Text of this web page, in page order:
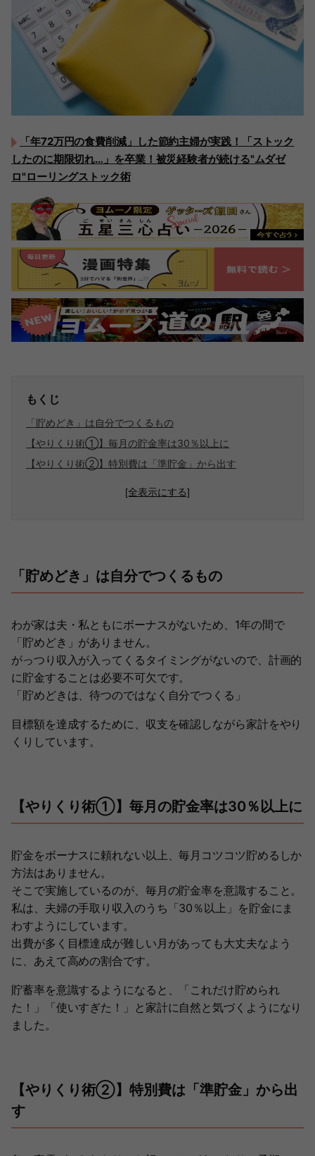
「年72万円の食費削減」した節約主婦が実践！「ストック
したのに期限切れ…」を卒業！被災経験者が続ける"ムダゼ
ロ"ローリングストック術
もくじ
「貯めどき」は自分でつくるもの
【やりくり術①】毎月の貯金率は30％以上に
【やりくり術②】特別費は「準貯金」から出す
[全表示にする]
「貯めどき」は自分でつくるもの
わが家は夫・私ともにボーナスがないため、1年の間で
「貯めどき」がありません。
がっつり収入が入ってくるタイミングがないので、計画的
に貯金することは必要不可欠です。
「貯めどきは、待つのではなく自分でつくる」
目標額を達成するために、収支を確認しながら家計をやり
くりしています。
【やりくり術①】毎月の貯金率は30％以上に
貯金をボーナスに頼れない以上、毎月コツコツ貯めるしか
方法はありません。
そこで実施しているのが、毎月の貯金率を意識すること。
私は、夫婦の手取り収入のうち「30％以上」を貯金にま
わすようにしています。
出費が多く目標達成が難しい月があっても大丈夫なよう
に、あえて高めの割合です。
貯蓄率を意識するようになると、「これだけ貯められ
た！」「使いすぎた！」と家計に自然と気づくようになり
ました。
【やりくり術②】特別費は「準貯金」から出
す